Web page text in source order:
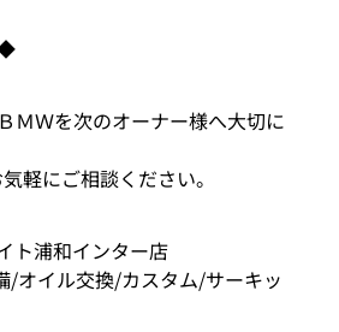
ＭＷを次のオーナー様へ大切に
軽にご相談ください。
ト浦和インター店
/オイル交換/カスタム/サーキッ